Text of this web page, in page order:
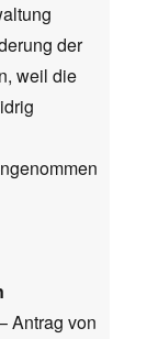
der
weil die
Antrag von